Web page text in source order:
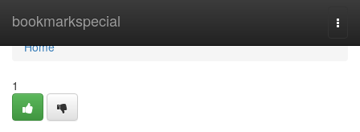
bookmarkspecial
Home
Home
1